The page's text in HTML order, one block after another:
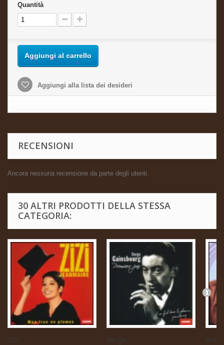
Quantità
Aggiungi al carrello
Aggiungi alla lista dei desideri
RECENSIONI
Ancora nessuna recensione da parte degli utenti.
30 ALTRI PRODOTTI DELLA STESSA
CATEGORIA:
Zizi... Serge...